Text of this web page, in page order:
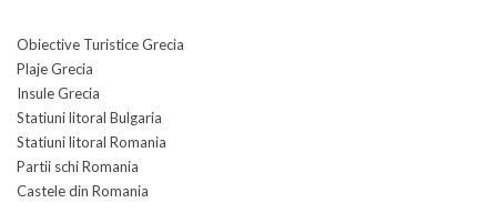
Obiective Turistice Grecia
Plaje Grecia
Insule Grecia
Statiuni litoral Bulgaria
Statiuni litoral Romania
Partii schi Romania
Castele din Romania